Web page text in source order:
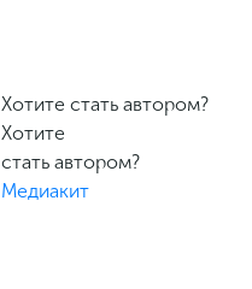
Хотите стать автором?
Хотите
стать автором?
Медиакит